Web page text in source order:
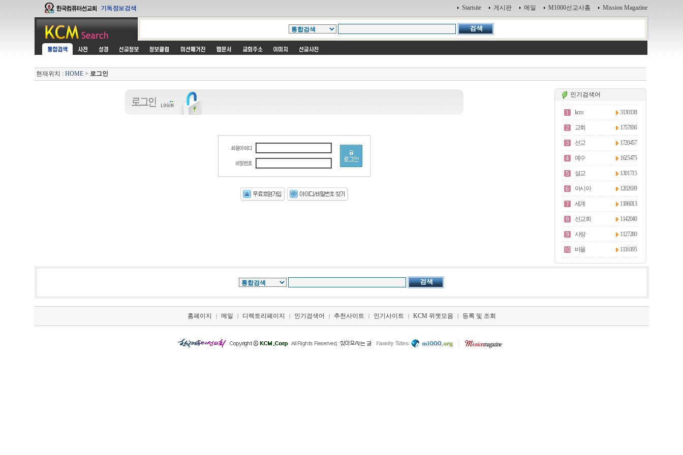
Startsite 게시판 메일 M1000선교사홈 Mission Magazine
현재위치 : HOME> 로그인
인기검색어
kcm 3130138
교회 1757836
선교 1720457
예수 1625475
설교 1301715
아시아 1202639
세계 1186013
선교회 1142040
사랑 1127280
바울 1116195
홈페이지 | 메일 | 디렉토리페이지 | 인기검색어 | 추천사이트 | 인기사이트 | KCM 위젯모음 | 등록 및 조회